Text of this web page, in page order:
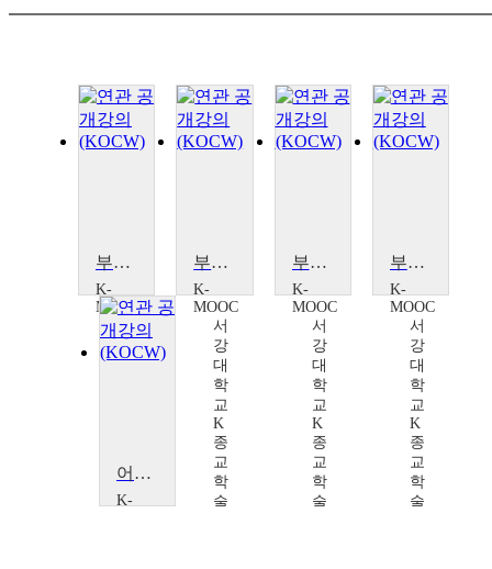
부흥회의 종교, 개신교 II
K-
MOOC
서
강
대
교
학
술
부흥회의 종교, 개신교 II
K-
MOOC
서
강
대
학
교
K
종
교
학
술
부흥회의 종교, 개신교Ⅰ
K-
MOOC
서
강
대
학
교
K
종
교
학
술
부흥회의 종교, 개신교Ⅰ
K-
MOOC
서
강
대
학
교
K
종
교
학
술
어머니 마리아와 함께 기도하는 한국 천주교Ⅰ
K-